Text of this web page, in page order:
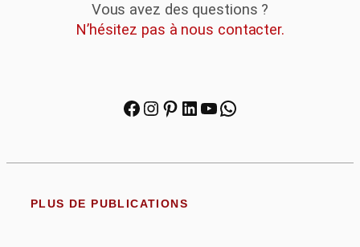
Vous avez des questions ?
N’hésitez pas à nous contacter.
Facebook
Instagram
Pinterest
LinkedIn
YouTube
WhatsApp
PLUS DE PUBLICATIONS